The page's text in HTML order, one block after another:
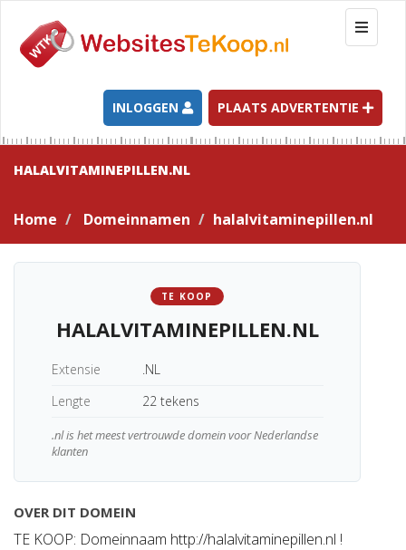
T
o
g
l
e
n
g
a
t
INLOGGEN PLAATS ADVERTENTIE
HALALVITAMINEPILLEN.NL
Home Domeinnamen halalvitaminepillen.nl
TE KOOP
HALALVITAMINEPILLEN.NL
Extensie
.NL
Lengte
22 tekens
.nl is het meest vertrouwde domein voor Nederlandse
klanten
OVER DIT DOMEIN
TE KOOP: Domeinnaam http://halalvitaminepillen.nl !